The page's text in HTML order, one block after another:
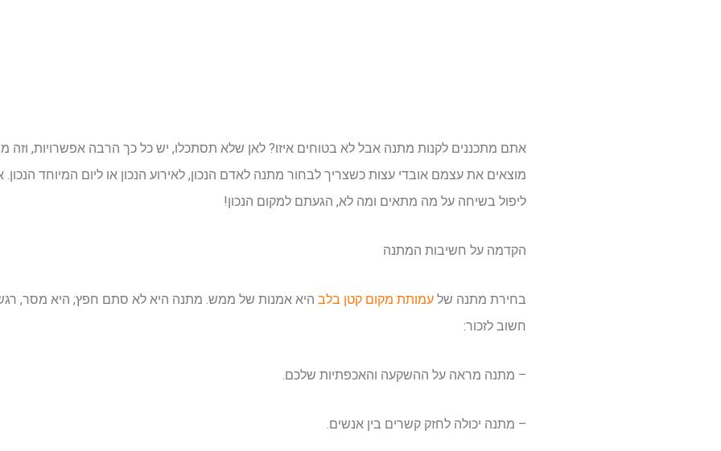
אתם מתכננים לקנות מתנה אבל לא בטוחים איזו? לאן שלא תסתכלו, יש כל כך הרבה אפשרויות,
מוצאים את עצמם אובדי עצות כשצריך לבחור מתנה לאדם הנכון, לאירוע הנכון או ליום המיוחד
ליפול בשיחה על מה מתאים ומה לא, הגעתם למקום הנכון!
הקדמה על חשיבות המתנה
בחירת מתנה של עמותת מקום קטן בלב היא אמנות של ממש. מתנה היא לא סתם חפץ; היא מסר,
חשוב לזכור:
– מתנה מראה על ההשקעה והאכפתיות שלכם.
– מתנה יכולה לחזק קשרים בין אנשים.